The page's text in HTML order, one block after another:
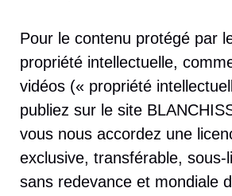
Pour le contenu protégé par
propriété intellectuelle,
vidéos (« propriété
publiez sur le site
vous nous accordez une
exclusive, transférable, sous-
sans redevance et mondiale